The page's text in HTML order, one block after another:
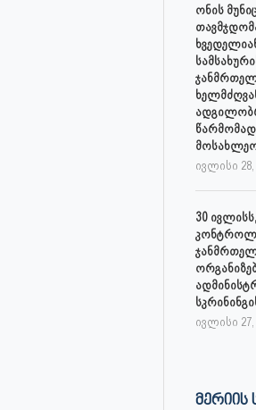
ონის
ივლისი 28,
30
ივლისი 27,
ᲛᲔᲠᲘᲘᲡ